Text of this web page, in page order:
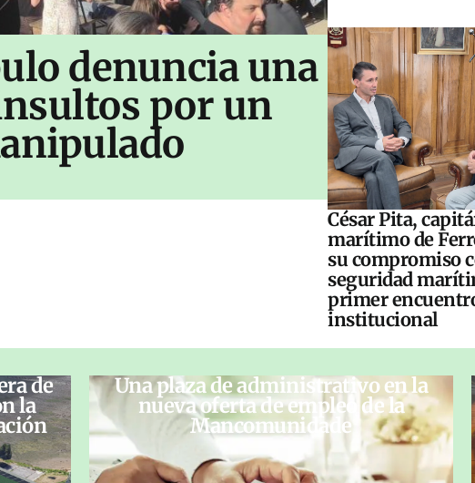
denuncia una
por un
César Pita,
marítimo de
su compromiso
seguridad
primer
institucional
de
la
Una plaza de administrativo en la
nueva oferta de empleo de la
Mancomunidade